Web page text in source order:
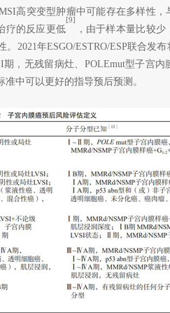
高突变型肿瘤中可能存在多样性，
疗的反应更低
[9]
，由于样本量比较
2021年ESGO/ESTRO/ESP联合发
，无残留病灶、POLEmut型子宫内
中可以更好的指导预后预测。